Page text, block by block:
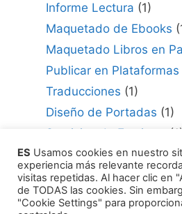
Informe Lectura (1)
Maquetado de Ebooks
Maquetado Libros en
Publicar en Plataformas
Traducciones (1)
Diseño de Portadas (1)
Servicios de Escritura
(1)
Consultor para Edición
Cómo Publicar tu Obra
Agentes Literarios(1)
ES Usamos cookies en nuestro
experiencia más relevante
visitas repetidas. Al hacer clic en
de TODAS las cookies. Sin
"Cookie Settings" para